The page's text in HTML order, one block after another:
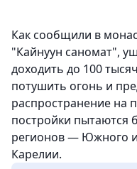
Как сообщили в
"Кайнуун саномат",
доходить до 100
потушить огонь и
распространение на
постройки пытаются
регионов — Южного
Карелии.